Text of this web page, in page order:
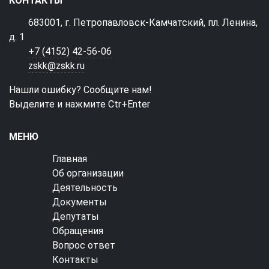
683001, г. Петропавловск-Камчатский, пл. Ленина,
д. 1
+7 (4152) 42-56-06
zskk@zskk.ru
Нашли ошибку? Сообщите нам!
Выделите и нажмите Ctr+Enter
МЕНЮ
Главная
Об организации
Деятельность
Документы
Депутаты
Обращения
Вопрос ответ
Контакты